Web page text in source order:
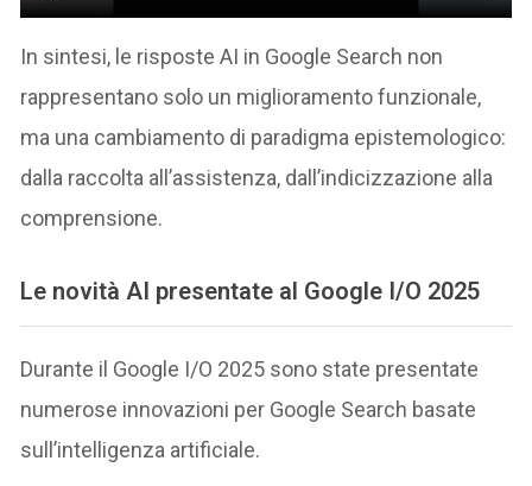
In sintesi, le risposte AI in Google Search non
rappresentano solo un miglioramento funzionale,
ma una cambiamento di paradigma epistemologico:
dalla raccolta all’assistenza, dall’indicizzazione alla
comprensione.
Le novità AI presentate al Google I/O 2025
Durante il Google I/O 2025 sono state presentate
numerose innovazioni per Google Search basate
sull’intelligenza artificiale.